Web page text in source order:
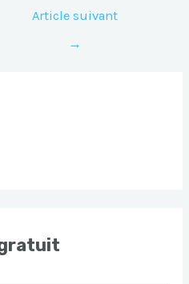
Article suivant
→